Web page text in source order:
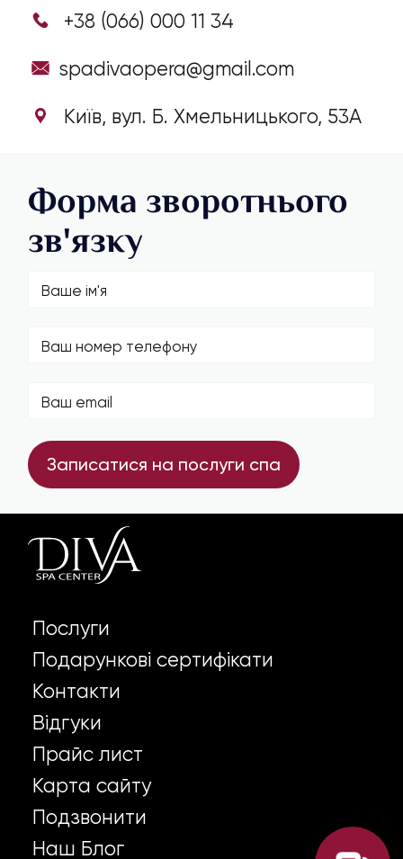
+38 (066) 000 11 34
spadivaopera@gmail.com
Київ, вул. Б. Хмельницького, 53А
Форма зворотнього
зв'язку
Записатися на послуги спа
Послуги
Подарункові сертифікати
Контакти
Відгуки
Прайс лист
Карта сайту
Подзвонити
Наш Блог